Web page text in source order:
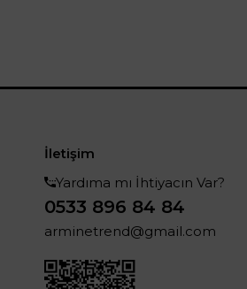
İletişim
Yardıma mı İhtiyacın Var?
0533 896 84 84
arminetrend@gmail.com